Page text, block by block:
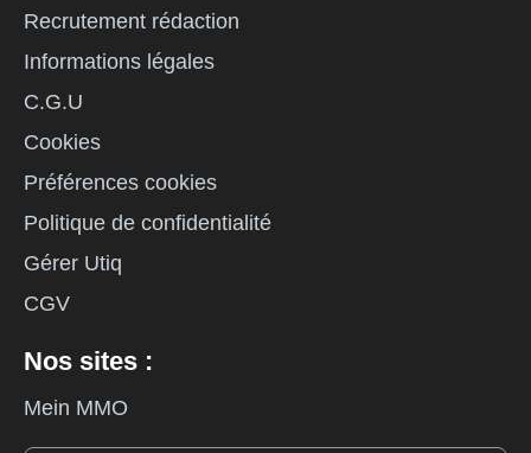
Recrutement rédaction
Informations légales
C.G.U
Cookies
Préférences cookies
Politique de confidentialité
Gérer Utiq
CGV
Nos sites :
Mein MMO